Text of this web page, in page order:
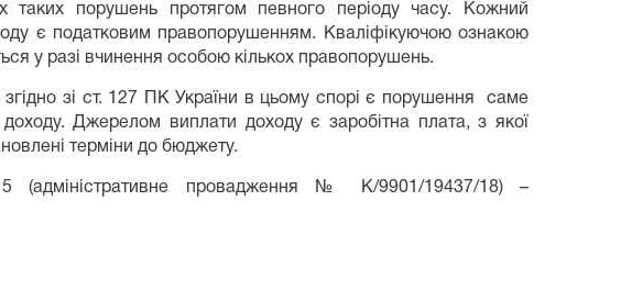
таких порушень протягом певного періоду часу. Кожний
є податковим правопорушенням. Кваліфікуючою ознакою
у разі вчинення особою кількох правопорушень.
зі ст. 127 ПК України в цьому спорі є порушення саме
Джерелом виплати доходу є заробітна плата, з якої
терміни до бюджету.
провадження № К/9901/19437/18) –